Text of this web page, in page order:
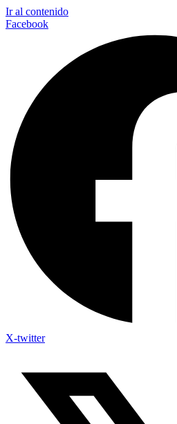
Ir al contenido
Facebook
X-twitter